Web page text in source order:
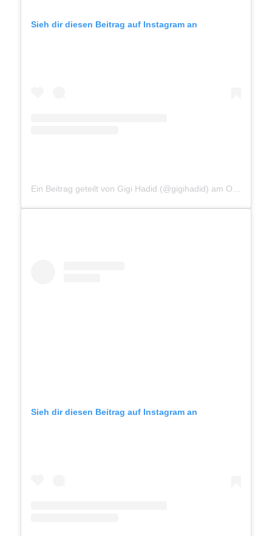
Sieh dir diesen Beitrag auf Instagram an
Ein Beitrag geteilt von Gigi Hadid (@gigihadid) am Okt 9, 2019 um 2:49 PDT
Sieh dir diesen Beitrag auf Instagram an